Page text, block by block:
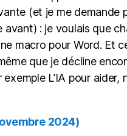
IA
en
(et je me demande
avant) : je voulais que
macro pour Word. Et
que je décline
L’IA pour aider,
2024)